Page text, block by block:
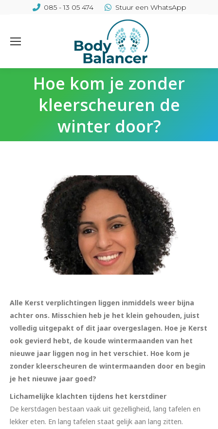
085 - 13 05 474 Stuur een WhatsApp
Hoe kom je zonder
kleerscheuren de
winter door?
Alle Kerst verplichtingen liggen inmiddels weer bijna
achter ons. Misschien heb je het klein gehouden, juist
volledig uitgepakt of dit jaar overgeslagen. Hoe je Kerst
ook gevierd hebt, de koude wintermaanden van het
nieuwe jaar liggen nog in het verschiet. Hoe kom je
zonder kleerscheuren de wintermaanden door en begin
je het nieuwe jaar goed?
Lichamelijke klachten tijdens het kerstdiner
De kerstdagen bestaan vaak uit gezelligheid, lang tafelen en
lekker eten. En lang tafelen staat gelijk aan lang zitten.